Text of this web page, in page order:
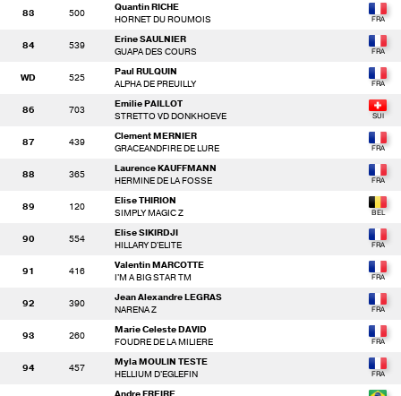
83 500
Quantin RICHE
HORNET DU ROUMOIS
84 539
Erine SAULNIER
GUAPA DES COURS
WD 525
Paul RULQUIN
ALPHA DE PREUILLY
86 703
Emilie PAILLOT
STRETTO VD DONKHOEVE
87 439
Clement MERNIER
GRACEANDFIRE DE LURE
88 365
Laurence KAUFFMANN
HERMINE DE LA FOSSE
89 120
Elise THIRION
SIMPLY MAGIC Z
90 554
Elise SIKIRDJI
HILLARY D'ELITE
91 416
Valentin MARCOTTE
I'M A BIG STAR TM
92 390
Jean Alexandre LEGRAS
NARENA Z
93 260
Marie Celeste DAVID
FOUDRE DE LA MILIERE
94 457
Myla MOULIN TESTE
HELLIUM D'EGLEFIN